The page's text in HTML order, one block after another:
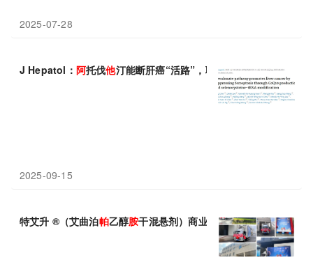
2025-07-28
J Hepatol： 阿托伐他汀能断肝癌“活路”，联合治疗肿瘤缩小近 6
2025-09-15
特艾升 ®（艾曲泊帕乙醇胺干混悬剂）商业首发，开启血小板治疗